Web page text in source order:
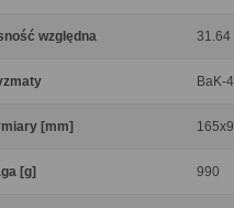
względna 31.64
BaK-
[mm]
[g] 990